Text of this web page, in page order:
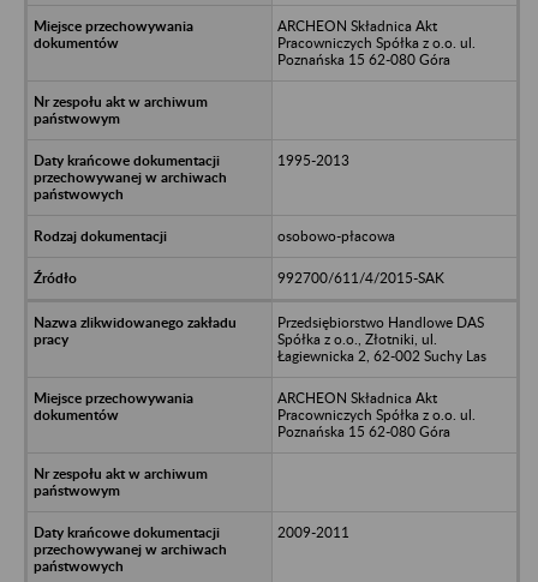
ARCHEON Składnica Akt
Pracowniczych Spółka z o.o. ul.
Poznańska 15 62-080 Góra
1995-2013
osobowo-płacowa
992700/611/4/2015-SAK
Przedsiębiorstwo Handlowe DAS
Spółka z o.o., Złotniki, ul.
Łagiewnicka 2, 62-002 Suchy Las
ARCHEON Składnica Akt
Pracowniczych Spółka z o.o. ul.
Poznańska 15 62-080 Góra
2009-2011